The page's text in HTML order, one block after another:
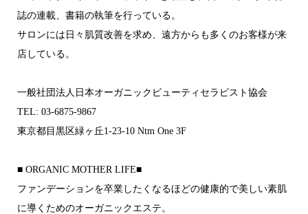
誌の連載、書籍の執筆を行っている。
サロンには日々肌質改善を求め、遠方からも多くのお客様が来
店している。
一般社団法人日本オーガニックビューティセラピスト協会
TEL: 03-6875-9867
東京都目黒区緑ヶ丘1-23-10 Ntm One 3F
■ ORGANIC MOTHER LIFE■
ファンデーションを卒業したくなるほどの 健康的で美しい素肌
に導くためのオーガニックエステ。